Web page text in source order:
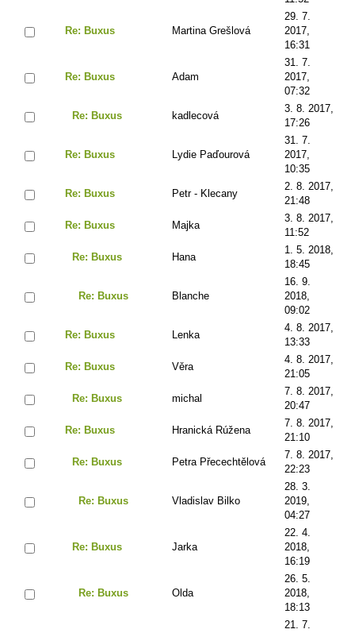
Re: Buxus Martina Grešlová
29. 7.
2017,
16:31
Re: Buxus Adam
31. 7.
2017,
07:32
Re: Buxus kadlecová
3. 8. 2017,
17:26
Re: Buxus Lydie Paďourová
31. 7.
2017,
10:35
Re: Buxus Petr - Klecany
2. 8. 2017,
21:48
Re: Buxus Majka
3. 8. 2017,
11:52
Re: Buxus Hana
1. 5. 2018,
18:45
Re: Buxus Blanche
16. 9.
2018,
09:02
Re: Buxus Lenka
4. 8. 2017,
13:33
Re: Buxus Věra
4. 8. 2017,
21:05
Re: Buxus michal
7. 8. 2017,
20:47
Re: Buxus Hranická Rúžena
7. 8. 2017,
21:10
Re: Buxus Petra Přecechtělová
7. 8. 2017,
22:23
Re: Buxus Vladislav Bilko
28. 3.
2019,
04:27
Re: Buxus Jarka
22. 4.
2018,
16:19
Re: Buxus Olda
26. 5.
2018,
18:13
21. 7.